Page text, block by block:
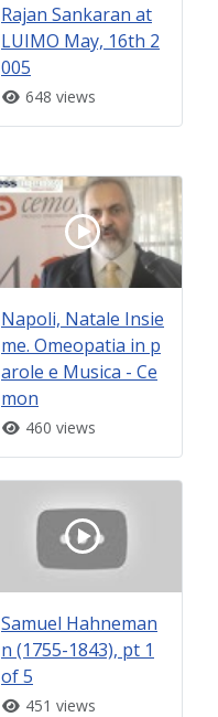
Rajan Sankaran at
LUIMO May, 16th 2
005
648 views
Napoli, Natale Insie
me. Omeopatia in p
arole e Musica - Ce
mon
460 views
Samuel Hahneman
n (1755-1843), pt 1
of 5
451 views